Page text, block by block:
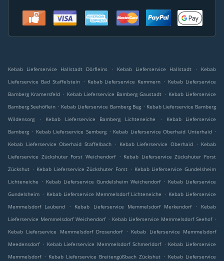
Kebab Lieferservice Hallstadt Dörfleins . Kebab Lieferservice Hallstadt .
Kebab
Lieferservice Bad Staffelstein . Kebab Lieferservice Kemmern . Kebab Lieferservice
Bamberg Kramersfeld . Kebab Lieferservice Bamberg Gaustadt . Kebab Lieferservice
Bamberg Seehöflein . Kebab Lieferservice Bamberg Bug . Kebab Lieferservice Bamberg
Wildensorg
. Kebab Lieferservice Bamberg Lichteneiche .
Kebab Lieferservice
Bamberg . Kebab Lieferservice Semberg . Kebab Lieferservice Oberhaid Unterhaid .
Kebab Lieferservice Oberhaid Staffelbach . Kebab Lieferservice Oberhaid . Kebab
Lieferservice Zückshuter Forst Weichendorf
. Kebab Lieferservice Zückshuter Forst
Zückshut . Kebab Lieferservice Zückshuter Forst . Kebab Lieferservice Gundelsheim
Lichteneiche
. Kebab Lieferservice Gundelsheim Weichendorf . Kebab Lieferservice
Gundelsheim . Kebab Lieferservice Memmelsdorf Lichteneiche . Kebab Lieferservice
Memmelsdorf Laubend
. Kebab Lieferservice Memmelsdorf Merkendorf .
Kebab
Lieferservice Memmelsdorf Weichendorf . Kebab Lieferservice Memmelsdorf Seehof .
Kebab Lieferservice Memmelsdorf Drosendorf
. Kebab Lieferservice Memmelsdorf
Meedensdorf . Kebab Lieferservice Memmelsdorf Schmerldorf . Kebab Lieferservice
Memmelsdorf . Kebab Lieferservice Breitengüßbach Zückshut . Kebab Lieferservice